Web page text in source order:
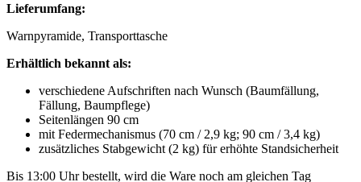
Lieferumfang:
Warnpyramide, Transporttasche
Erhältlich bekannt als:
verschiedene Aufschriften nach Wunsch (Baumfällung,
Fällung, Baumpflege)
Seitenlängen 90 cm
mit Federmechanismus (70 cm / 2,9 kg; 90 cm / 3,4 kg)
zusätzliches Stabgewicht (2 kg) für erhöhte Standsicherheit
Bis 13:00 Uhr bestellt, wird die Ware noch am gleichen Tag